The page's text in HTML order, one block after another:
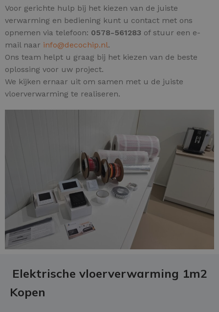
Voor gerichte hulp bij het kiezen van de juiste
verwarming en bediening kunt u contact met ons
opnemen via telefoon: 0578-561283 of stuur een e-
mail naar info@decochip.nl.
Ons team helpt u graag bij het kiezen van de beste
oplossing voor uw project.
We kijken ernaar uit om samen met u de juiste
vloerverwarming te realiseren.
Elektrische vloerverwarming 1m2
Kopen